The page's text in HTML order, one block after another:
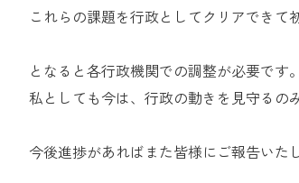
これらの課題を行政としてクリアできて
となると各行政機関での調整が必要です。
私としても今は、行政の動きを見守るの
今後進捗があればまた皆様にご報告いた